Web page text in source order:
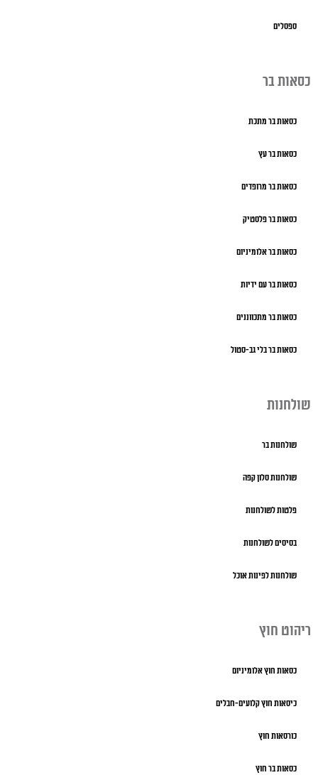
ספסלים
כסאות בר
כסאות בר מתכת
כסאות בר עץ
כסאות בר מרופדים
כסאות בר פלסטיק
כסאות בר אלומיניום
כסאות בר עם ידיות
כסאות בר מתכווננים
כסאות בר בלי גב-סטול
שולחנות
שולחנות בר
שולחנות סלון קפה
פלטות לשולחנות
בסיסים לשולחנות
שולחנות לפינות אוכל
ריהוט חוץ
כסאות חוץ אלומיניום
כיסאות חוץ קלועים-חבלים
כורסאות חוץ
כסאות בר חוץ